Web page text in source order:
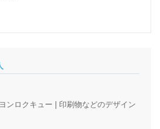
ンロクキュー | 印刷物などのデザイン